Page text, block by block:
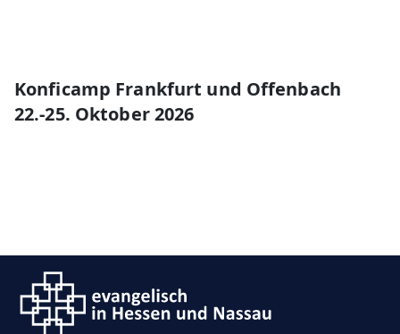
Konficamp Frankfurt und Offenbach
22.-25. Oktober 2026